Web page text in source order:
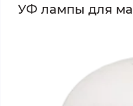
УФ лампы для